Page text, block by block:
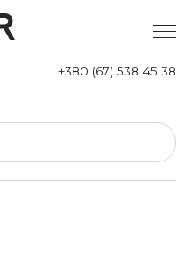
+380 (67) 538 45 38